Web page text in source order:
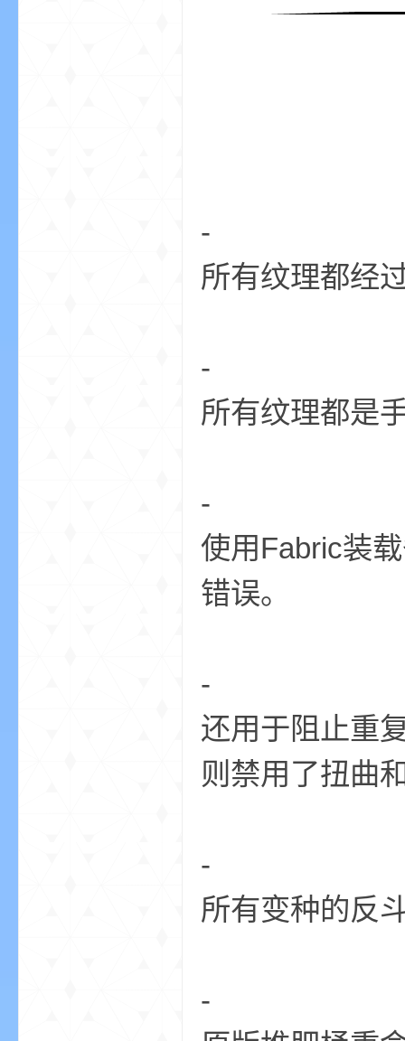
-
所有纹理都经
-
所有纹理都是
-
使用Fabric装
错误。
-
还用于阻止重
则禁用了扭曲
-
所有变种的反
-